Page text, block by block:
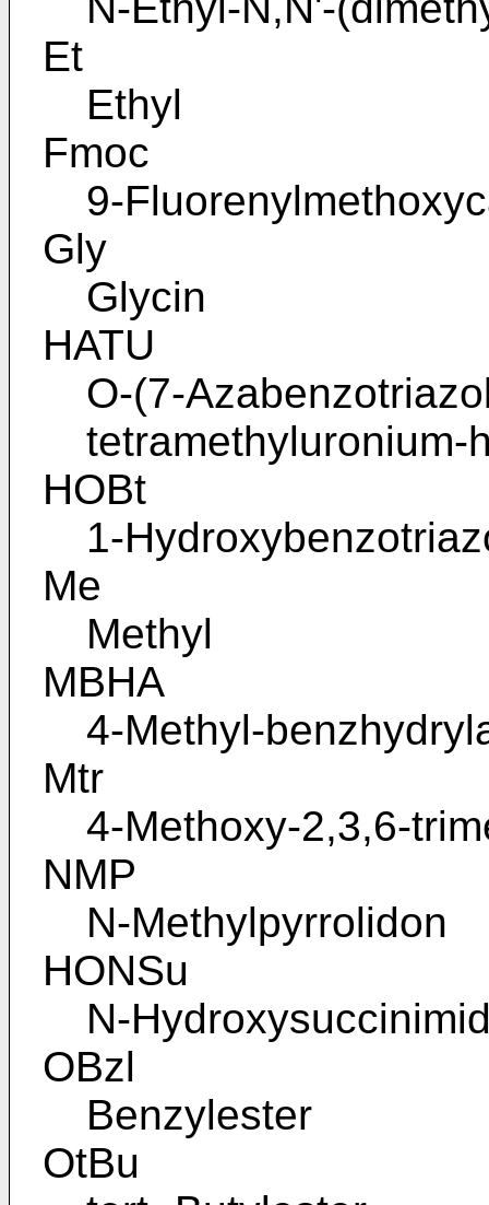
Et
Ethyl
Fmoc
9-
Gly
Glycin
HATU
O-(7-
tetramethyluronium-
HOBt
1-
Me
Methyl
MBHA
4-Methyl-
Mtr
4-Methoxy-2,3,6-
NMP
N-Methylpyrrolidon
HONSu
N-
OBzl
Benzylester
OtBu